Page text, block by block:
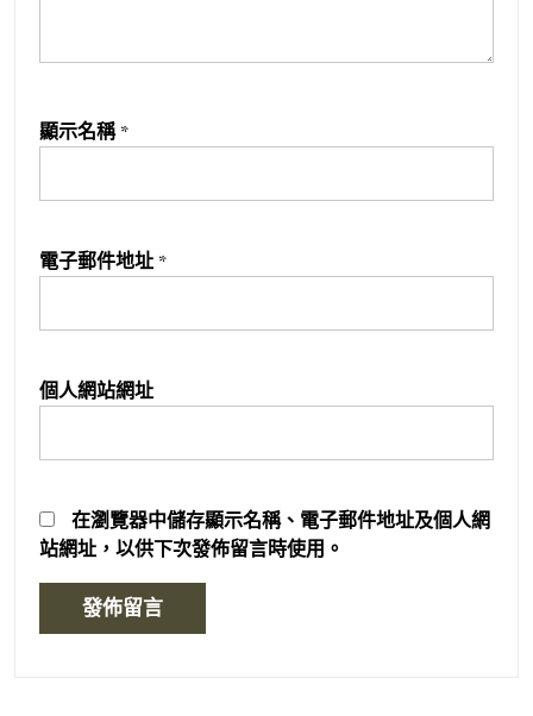
顯示名稱 *
電子郵件地址 *
個人網站網址
在瀏覽器中儲存顯示名稱、電子郵件地址及個人網
站網址，以供下次發佈留言時使用。